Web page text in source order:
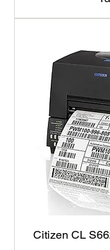
Citizen CL